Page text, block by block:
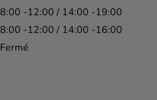
8:00 -12:00 / 14:00 -19:00
8:00 -12:00 / 14:00 -16:00
Fermé